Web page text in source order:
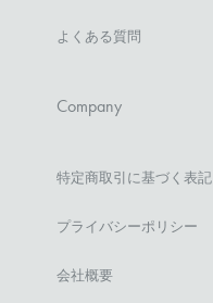
よくある質問
Company
特定商取引に基づく表記
プライバシーポリシー
会社概要